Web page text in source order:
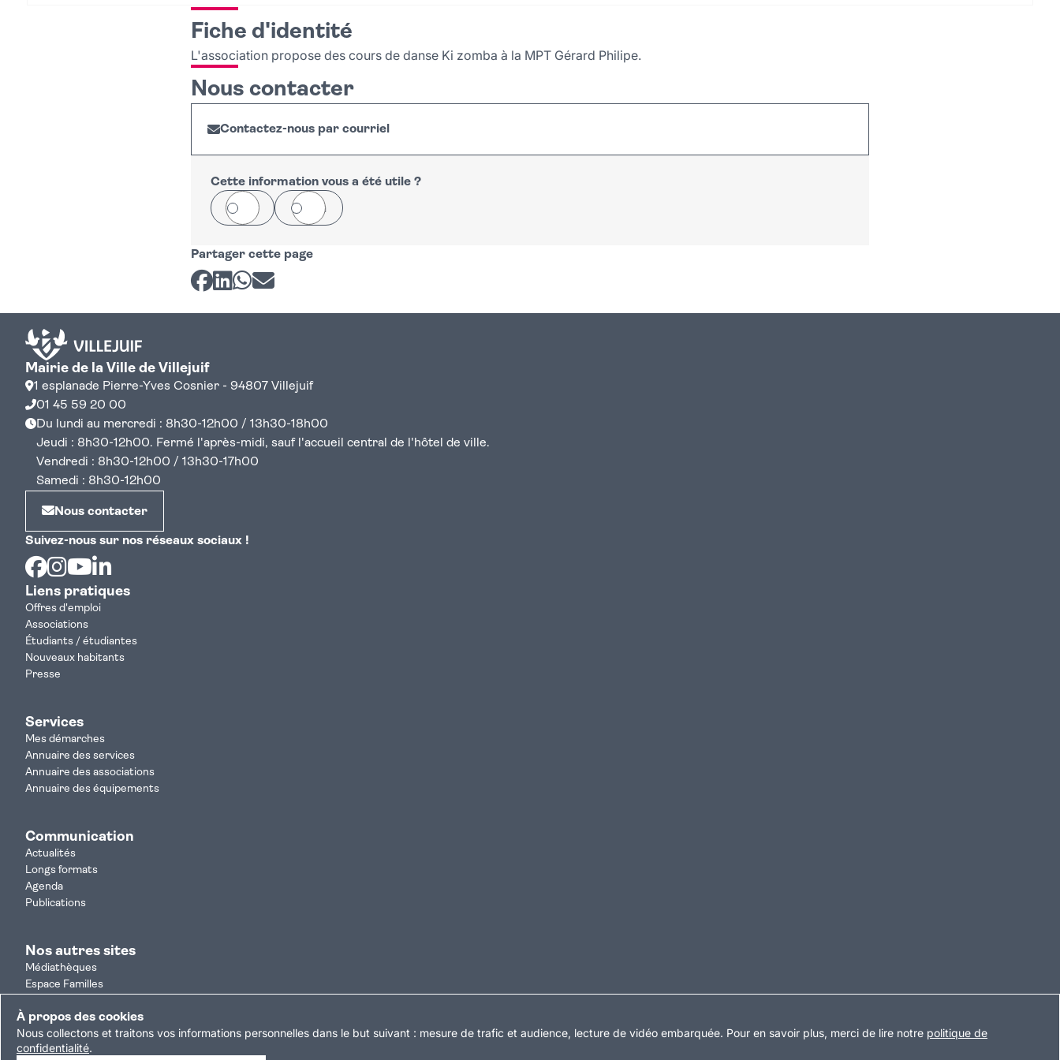
À propos des cookies
Nous collectons et traitons vos informations personnelles dans le but suivant : mesure de trafic et audience, lecture de vidéo embarquée. Pour en savoir plus, merci de lire notre politique de
confidentialité.
Fiche d'identité
L'association propose des cours de danse Ki zomba à la MPT Gérard Philipe.
Nous contacter
Contactez-nous par courriel
Cette information vous a été utile ?
Oui Non
Partager cette page
Partager sur Facebook
Partager sur LinkedIn
Partager sur Whatsapp
Partager par courriel
Mairie de la Ville de Villejuif
1 esplanade Pierre-Yves Cosnier - 94807 Villejuif
01 45 59 20 00
Du lundi au mercredi : 8h30-12h00 / 13h30-18h00
Jeudi : 8h30-12h00. Fermé l'après-midi, sauf l'accueil central de l'hôtel de ville.
Vendredi : 8h30-12h00 / 13h30-17h00
Samedi : 8h30-12h00
Nous contacter
Suivez-nous sur nos réseaux sociaux !
Facebook
Instagram
Youtube
Liens pratiques
Offres d'emploi
Associations
Étudiants / étudiantes
Nouveaux habitants
Presse
Services
Mes démarches
Annuaire des services
Annuaire des associations
Annuaire des équipements
Communication
Actualités
Longs formats
Agenda
Publications
Nos autres sites
Médiathèques
Espace Familles
Autorisation d'urbanisme
Résultats électoraux
Plan du siteNous contacterMentions légalesPolitique de confidentialité